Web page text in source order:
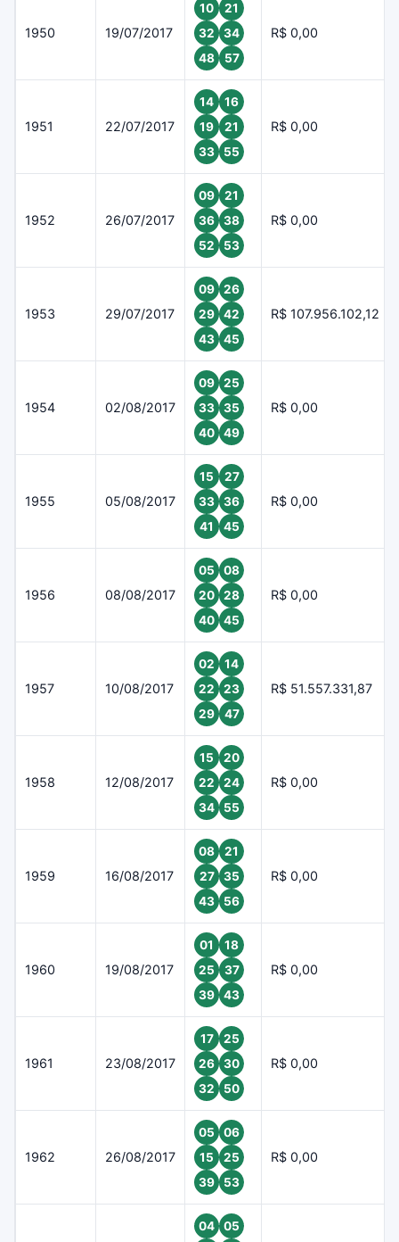
1950 19/07/2017
10
21
32
34
48
57
R$ 0,00
1951 22/07/2017
14
16
19
21
33
55
R$ 0,00
1952 26/07/2017
09
21
36
38
52
53
R$ 0,00
1953 29/07/2017
09
26
29
42
43
45
R$ 107.956.102,12
1954 02/08/2017
09
25
33
35
40
49
R$ 0,00
1955 05/08/2017
15
27
33
36
41
45
R$ 0,00
1956 08/08/2017
05
08
20
28
40
45
R$ 0,00
1957 10/08/2017
02
14
22
23
29
47
R$ 51.557.331,87
1958 12/08/2017
15
20
22
24
34
55
R$ 0,00
1959 16/08/2017
08
21
27
35
43
56
R$ 0,00
1960 19/08/2017
01
18
25
37
39
43
R$ 0,00
1961 23/08/2017
17
25
26
30
32
50
R$ 0,00
1962 26/08/2017
05
06
15
25
39
53
R$ 0,00
04
05